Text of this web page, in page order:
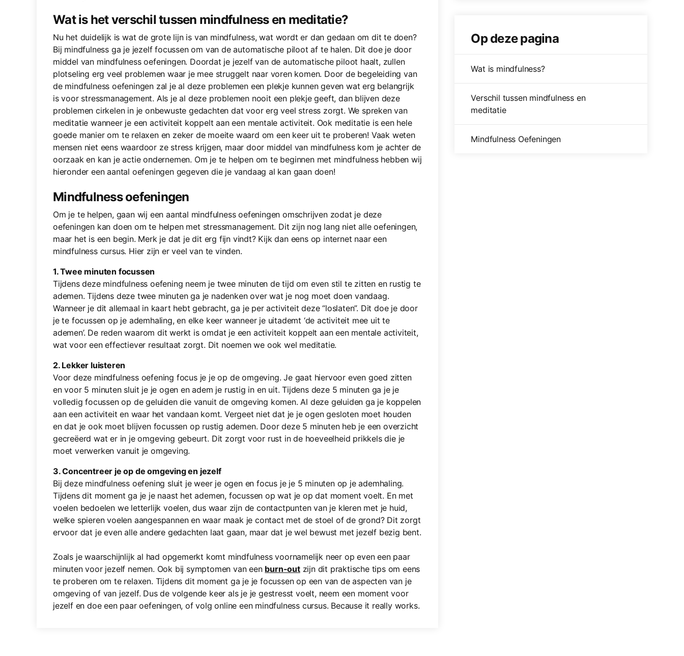
Wat is het verschil tussen mindfulness en meditatie?
Nu het duidelijk is wat de grote lijn is van mindfulness, wat wordt er dan gedaan om dit te doen?
Bij mindfulness ga je jezelf focussen om van de automatische piloot af te halen. Dit doe je door
middel van mindfulness oefeningen. Doordat je jezelf van de automatische piloot haalt, zullen
plotseling erg veel problemen waar je mee struggelt naar voren komen. Door de begeleiding van
de mindfulness oefeningen zal je al deze problemen een plekje kunnen geven wat erg belangrijk
is voor stressmanagement. Als je al deze problemen nooit een plekje geeft, dan blijven deze
problemen cirkelen in je onbewuste gedachten dat voor erg veel stress zorgt. We spreken van
meditatie wanneer je een activiteit koppelt aan een mentale activiteit. Ook meditatie is een hele
goede manier om te relaxen en zeker de moeite waard om een keer uit te proberen! Vaak weten
mensen niet eens waardoor ze stress krijgen, maar door middel van mindfulness kom je achter de
oorzaak en kan je actie ondernemen. Om je te helpen om te beginnen met mindfulness hebben wij
hieronder een aantal oefeningen gegeven die je vandaag al kan gaan doen!
Mindfulness oefeningen
Om je te helpen, gaan wij een aantal mindfulness oefeningen omschrijven zodat je deze
oefeningen kan doen om te helpen met stressmanagement. Dit zijn nog lang niet alle oefeningen,
maar het is een begin. Merk je dat je dit erg fijn vindt? Kijk dan eens op internet naar een
mindfulness cursus. Hier zijn er veel van te vinden.
1. Twee minuten focussen
Tijdens deze mindfulness oefening neem je twee minuten de tijd om even stil te zitten en rustig te
ademen. Tijdens deze twee minuten ga je nadenken over wat je nog moet doen vandaag.
Wanneer je dit allemaal in kaart hebt gebracht, ga je per activiteit deze “loslaten”. Dit doe je door
je te focussen op je ademhaling, en elke keer wanneer je uitademt ‘de activiteit mee uit te
ademen’. De reden waarom dit werkt is omdat je een activiteit koppelt aan een mentale activiteit,
wat voor een effectiever resultaat zorgt. Dit noemen we ook wel meditatie.
2. Lekker luisteren
Voor deze mindfulness oefening focus je je op de omgeving. Je gaat hiervoor even goed zitten
en voor 5 minuten sluit je je ogen en adem je rustig in en uit. Tijdens deze 5 minuten ga je je
volledig focussen op de geluiden die vanuit de omgeving komen. Al deze geluiden ga je koppelen
aan een activiteit en waar het vandaan komt. Vergeet niet dat je je ogen gesloten moet houden
en dat je ook moet blijven focussen op rustig ademen. Door deze 5 minuten heb je een overzicht
gecreëerd wat er in je omgeving gebeurt. Dit zorgt voor rust in de hoeveelheid prikkels die je
moet verwerken vanuit je omgeving.
3. Concentreer je op de omgeving en jezelf
Bij deze mindfulness oefening sluit je weer je ogen en focus je je 5 minuten op je ademhaling.
Tijdens dit moment ga je je naast het ademen, focussen op wat je op dat moment voelt. En met
voelen bedoelen we letterlijk voelen, dus waar zijn de contactpunten van je kleren met je huid,
welke spieren voelen aangespannen en waar maak je contact met de stoel of de grond? Dit zorgt
ervoor dat je even alle andere gedachten laat gaan, maar dat je wel bewust met jezelf bezig bent.
Zoals je waarschijnlijk al had opgemerkt komt mindfulness voornamelijk neer op even een paar
minuten voor jezelf nemen. Ook bij symptomen van een burn-outzijn dit praktische tips om eens
te proberen om te relaxen. Tijdens dit moment ga je je focussen op een van de aspecten van je
omgeving of van jezelf. Dus de volgende keer als je je gestresst voelt, neem een moment voor
jezelf en doe een paar oefeningen, of volg online een mindfulness cursus. Because it really works.
Op deze pagina
Wat is mindfulness?
Verschil tussen mindfulness en
meditatie
Mindfulness Oefeningen